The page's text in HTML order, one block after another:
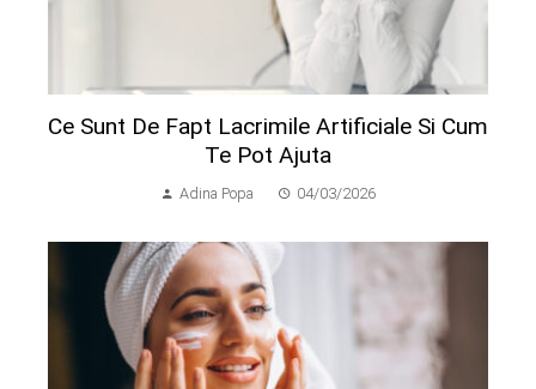
Ce Sunt De Fapt Lacrimile Artificiale Si Cum
Te Pot Ajuta
Adina Popa 04/03/2026